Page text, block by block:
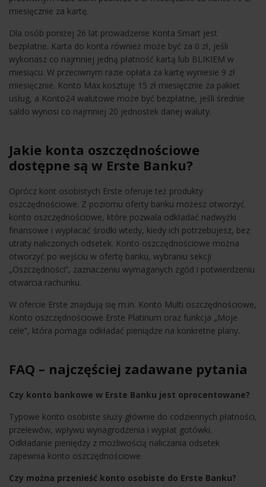
miesięcznie za kartę.
Dla osób poniżej 26 lat prowadzenie Konta Smart jest
bezpłatne. Karta do konta również może być za 0 zł, jeśli
wykonasz co najmniej jedną płatność kartą lub BLIKIEM w
miesiącu. W przeciwnym razie opłata za kartę wyniesie 9 zł
miesięcznie. Konto Max kosztuje 15 zł miesięcznie za pakiet
usług, a Konto24 walutowe może być bezpłatne, jeśli średnie
saldo wynosi co najmniej 20 jednostek danej waluty.
Jakie konta oszczędnościowe
dostępne są w Erste Banku?
Oprócz kont osobistych Erste oferuje też produkty
oszczędnościowe. Z poziomu oferty banku możesz otworzyć
konto oszczędnościowe, które pozwala odkładać nadwyżki
finansowe i wypłacać środki wtedy, kiedy ich potrzebujesz, bez
utraty naliczonych odsetek. Konto oszczędnościowe można
otworzyć po wejściu w ofertę banku, wybraniu sekcji
„Oszczędności”, zaznaczeniu wymaganych zgód i potwierdzeniu
otwarcia rachunku.
W ofercie Erste znajdują się m.in. Konto Multi oszczędnościowe,
Konto oszczędnościowe Erste Platinum oraz funkcja „Moje
cele”, która pomaga odkładać pieniądze na konkretne plany.
FAQ – najczęściej zadawane pytania
Czy konto bankowe w Erste Banku jest oprocentowane?
Typowe konto osobiste służy głównie do codziennych płatności,
przelewów, wpływu wynagrodzenia i wypłat gotówki.
Odkładanie pieniędzy z możliwością naliczania odsetek
zapewnia konto oszczędnościowe.
Czy można przenieść konto osobiste do Erste Banku?